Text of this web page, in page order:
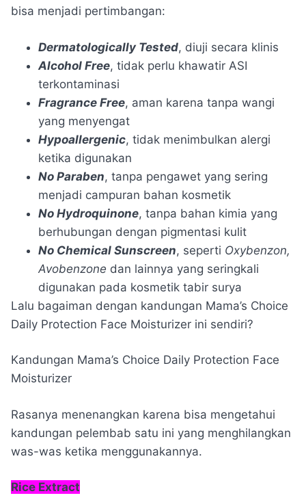
bisa menjadi pertimbangan:
Dermatologically Tested, diuji secara klinis
Alcohol Free, tidak perlu khawatir ASI
terkontaminasi
Fragrance Free, aman karena tanpa wangi
yang menyengat
Hypoallergenic, tidak menimbulkan alergi
ketika digunakan
No Paraben, tanpa pengawet yang sering
menjadi campuran bahan kosmetik
No Hydroquinone, tanpa bahan kimia yang
berhubungan dengan pigmentasi kulit
No Chemical Sunscreen, seperti Oxybenzon,
Avobenzone dan lainnya yang seringkali
digunakan pada kosmetik tabir surya
Lalu bagaiman dengan kandungan Mama’s Choice
Daily Protection Face Moisturizer ini sendiri?
Kandungan Mama’s Choice Daily Protection Face
Moisturizer
Rasanya menenangkan karena bisa mengetahui
kandungan pelembab satu ini yang menghilangkan
was-was ketika menggunakannya.
Rice Extract